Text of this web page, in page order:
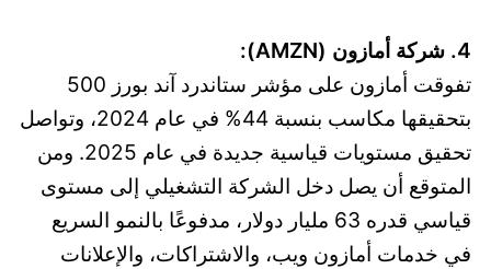
4. شركة أمازون (AMZN):
تفوقت أمازون على مؤشر ستاندرد آند بورز 500
بتحقيقها مكاسب بنسبة 44% في عام 2024، وتواصل
تحقيق مستويات قياسية جديدة في عام 2025. ومن
المتوقع أن يصل دخل الشركة التشغيلي إلى مستوى
قياسي قدره 63 مليار دولار، مدفوعًا بالنمو السريع
في خدمات أمازون ويب، والاشتراكات، والإعلانات